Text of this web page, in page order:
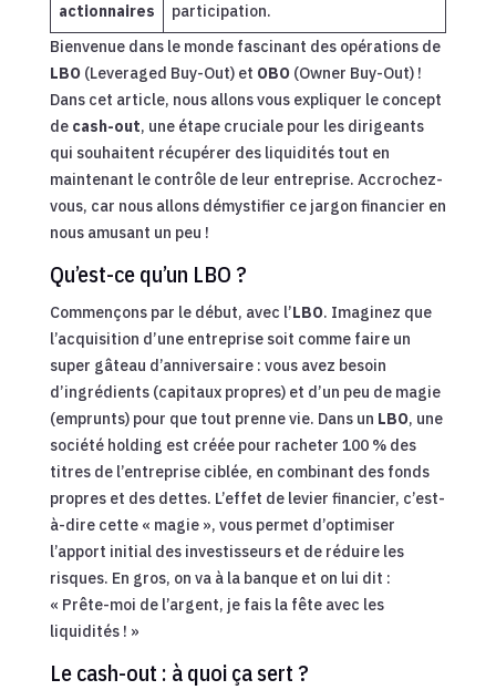
actionnaires
participation.
Bienvenue dans le monde fascinant des opérations de
LBO (Leveraged Buy-Out) et OBO (Owner Buy-Out) !
Dans cet article, nous allons vous expliquer le concept
de cash-out, une étape cruciale pour les dirigeants
qui souhaitent récupérer des liquidités tout en
maintenant le contrôle de leur entreprise. Accrochez-
vous, car nous allons démystifier ce jargon financier en
nous amusant un peu !
Qu’est-ce qu’un LBO ?
Commençons par le début, avec l’LBO. Imaginez que
l’acquisition d’une entreprise soit comme faire un
super gâteau d’anniversaire : vous avez besoin
d’ingrédients (capitaux propres) et d’un peu de magie
(emprunts) pour que tout prenne vie. Dans un LBO, une
société holding est créée pour racheter 100 % des
titres de l’entreprise ciblée, en combinant des fonds
propres et des dettes. L’effet de levier financier, c’est-
à-dire cette « magie », vous permet d’optimiser
l’apport initial des investisseurs et de réduire les
risques. En gros, on va à la banque et on lui dit :
« Prête-moi de l’argent, je fais la fête avec les
liquidités ! »
Le cash-out : à quoi ça sert ?